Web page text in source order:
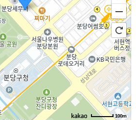
100m